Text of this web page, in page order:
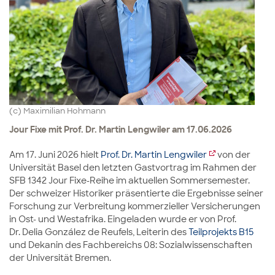
(c) Maximilian Hohmann
Jour Fixe mit Prof. Dr. Martin Lengwiler am 17.06.2026
Am 17. Juni 2026 hielt Prof. Dr. Martin Lengwiler
von der
Universität Basel den letzten Gastvortrag im Rahmen der
SFB 1342 Jour Fixe-Reihe im aktuellen Sommersemester.
Der schweizer Historiker präsentierte die Ergebnisse seiner
Forschung zur Verbreitung kommerzieller Versicherungen
in Ost- und Westafrika. Eingeladen wurde er von Prof.
Dr. Delia González de Reufels, Leiterin desTeilprojekts B15
und Dekanin des Fachbereichs 08: Sozialwissenschaften
der Universität Bremen.